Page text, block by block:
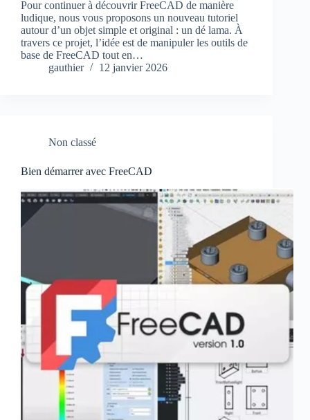
Pour continuer à découvrir FreeCAD de manière
ludique, nous vous proposons un nouveau tutoriel
autour d’un objet simple et original : un dé lama. À
travers ce projet, l’idée est de manipuler les outils de
base de FreeCAD tout en…
gauthier
12 janvier 2026
Non classé
Bien démarrer avec FreeCAD